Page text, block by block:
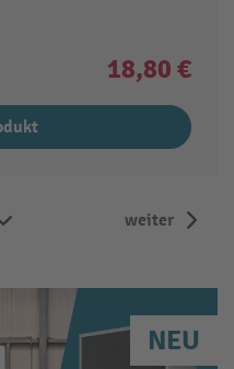
18,80 €
weiter
NEU